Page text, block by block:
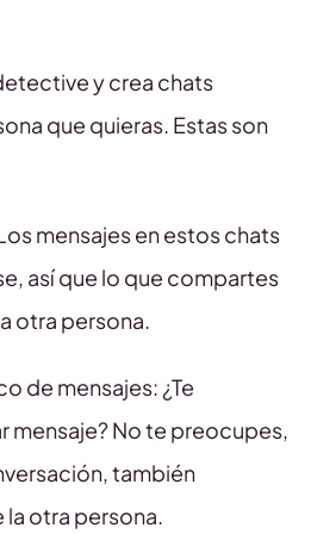
y crea chats
que quieras. Estas son
mensajes en estos chats
así que lo que compartes
otra persona.
de mensajes: ¿Te
mensaje? No te preocupes,
también
la otra persona.